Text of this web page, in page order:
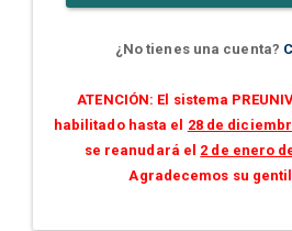
¿No tienes una cuenta?
ATENCIÓN: El sistema
habilitado hasta el 28 de
se reanudará el 2 de enero
Agradecemos su